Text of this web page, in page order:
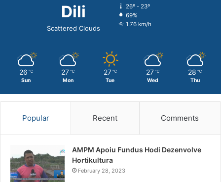
Dili
Scattered Clouds
26º - 23º
69%
1.76 km/h
26 ℃
Sun
27 ℃
Mon
27 ℃
Tue
27 ℃
Wed
28 ℃
Thu
Popular Recent Comments
AMPM Apoiu Fundus Hodi Dezenvolve
Hortikultura
February 28, 2023